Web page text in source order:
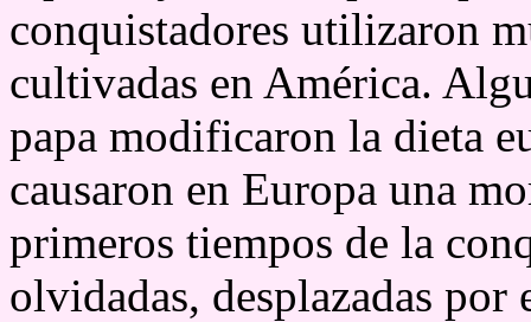
conquistadores utilizaron
cultivadas en América.
papa modificaron la dieta
causaron en Europa una
primeros tiempos de la
olvidadas, desplazadas